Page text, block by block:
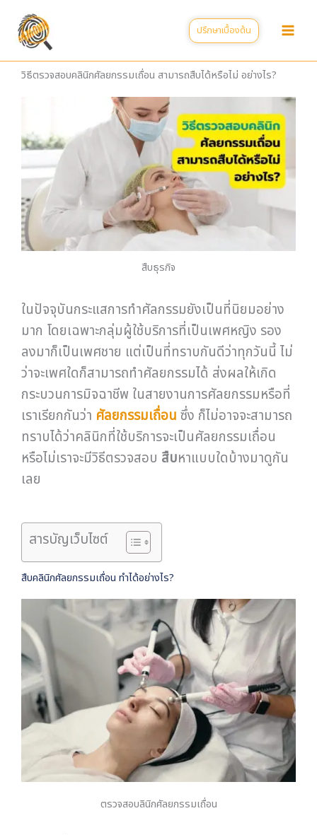
content
ปรึกษาเบื้องต้น
วิธีตรวจสอบคลินิกศัลยกรรมเถื่อน สามารถสืบได้หรือไม่ อย่างไร?
สืบธุรกิจ
ในปัจจุบันกระแสการทำศัลกรรมยังเป็นที่นิยมอย่าง
มาก โดยเฉพาะกลุ่มผู้ใช้บริการที่เป็นเพศหญิง รอง
ลงมาก็เป็นเพศชาย แต่เป็นที่ทราบกันดีว่าทุกวันนี้ ไม่
ว่าจะเพศใดก็สามารถทำศัลยกรรมได้ ส่งผลให้เกิด
กระบวนการมิจฉาชีพ ในสายงานการศัลยกรรมหรือที่
เราเรียกกันว่า ศัลยกรรมเถื่อน ซึ่ง ก็ไม่อาจจะสามารถ
ทราบได้ว่าคลินิกที่ใช้บริการจะเป็นศัลยกรรมเถื่อน
หรือไม่เราจะมีวิธีตรวจสอบ สืบหาแบบใดบ้างมาดูกัน
เลย
สารบัญเว็บไซต์
สืบคลินิกศัลยกรรมเถื่อน ทำได้อย่างไร?
ตรวจสอบลินิกศัลยกรรมเถื่อน